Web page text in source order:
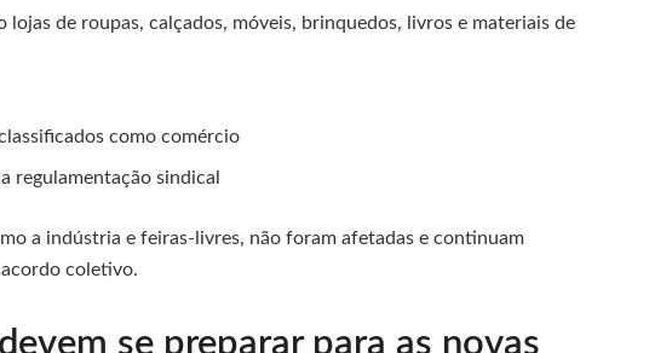
lojas de roupas, calçados, móveis, brinquedos, livros e materiais de
como comércio
regulamentação sindical
a indústria e feiras-livres, não foram afetadas e continuam
coletivo.
se preparar para as novas